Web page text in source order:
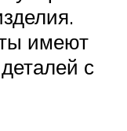
имеют
с